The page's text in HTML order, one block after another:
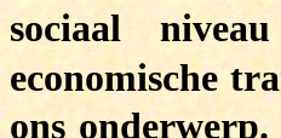
sociaal
economische
ons